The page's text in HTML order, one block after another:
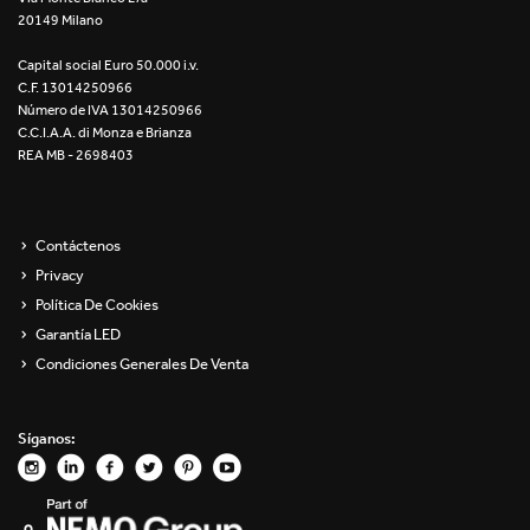
Re Low LED
Roll IOS
Unit 1X
Unit Channel
Unit Round
Yori Evo 48V
Yori Evo Box
20149 Milano
Capital social Euro 50.000 i.v.
C.F. 13014250966
Número de IVA 13014250966
C.C.I.A.A. di Monza e Brianza
REA MB - 2698403
Contáctenos
Privacy
Política De Cookies
Garantía LED
Condiciones Generales De Venta
Síganos: